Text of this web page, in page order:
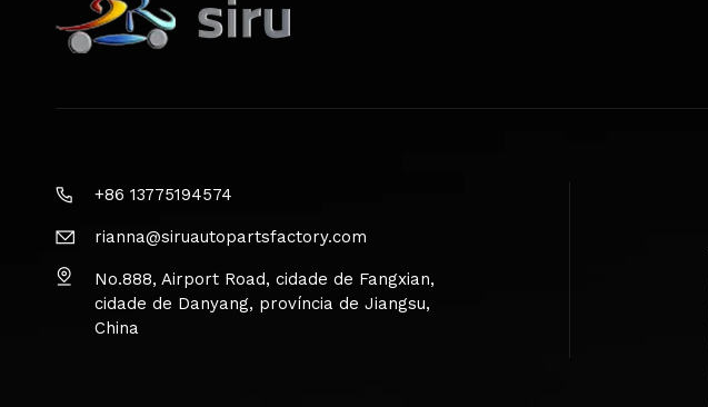
+86 13775194574
rianna@siruautopartsfactory.com
No.888, Airport Road, cidade de Fangxian,
cidade de Danyang, província de Jiangsu,
China